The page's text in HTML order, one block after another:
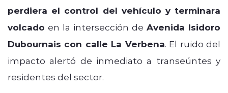
perdiera el control del vehículo y terminara
volcado en la intersección de Avenida Isidoro
Dubournais con calle La Verbena. El ruido del
impacto alertó de inmediato a transeúntes y
residentes del sector.